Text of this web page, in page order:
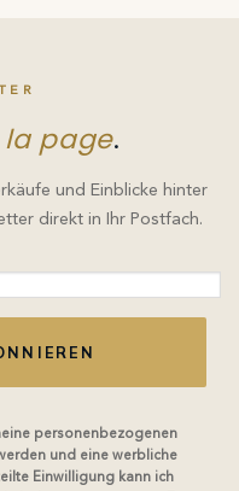
la page.
und Einblicke hinter
direkt in Ihr Postfach.
personenbezogenen
und eine werbliche
Einwilligung kann ich